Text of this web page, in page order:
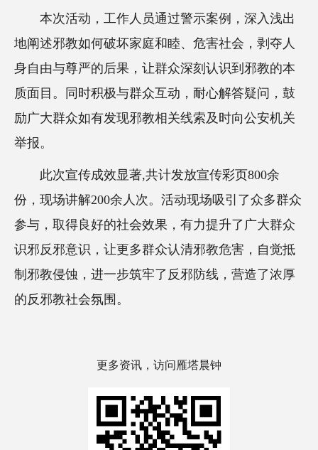
本次活动，工作人员通过警示案例，深入浅出
地阐述邪教如何破坏家庭和睦、危害社会，剥夺人
身自由与尊严的后果，让群众深刻认识到邪教的本
质面目。同时积极与群众互动，耐心解答疑问，鼓
励广大群众如有发现邪教相关线索及时向公安机关
举报。
此次宣传成效显著,共计发放宣传彩页800余
份，现场讲解200余人次。活动现场吸引了众多群众
参与，取得良好的社会效果，有力提升了广大群众
识邪反邪意识，让更多群众认清邪教危害，自觉抵
制邪教侵蚀，进一步筑牢了反邪防线，营造了浓厚
的反邪教社会氛围。
更多资讯，访问雁塔晨钟